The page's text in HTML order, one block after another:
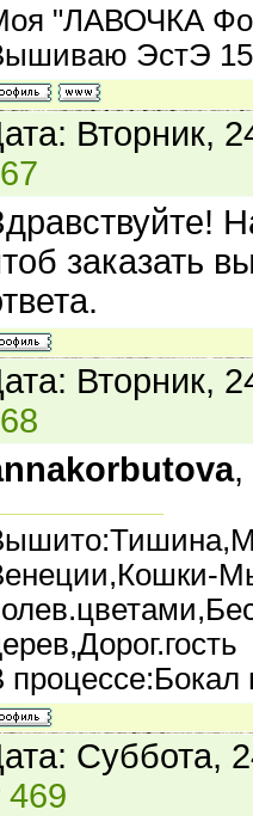
"ЛАВОЧКА
ЭстЭ
Вторник,
заказать
Вторник,
,
Суббота,
469